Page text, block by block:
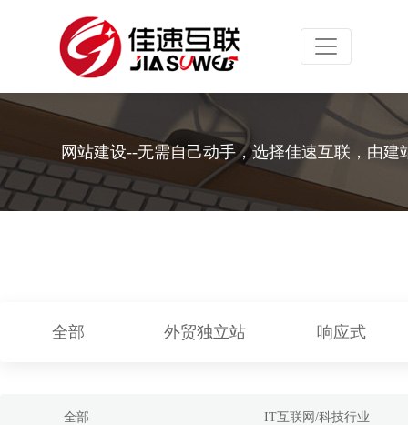
Toggle
网站建设--无需自己动手，选择佳速互联，由建
全部 外贸独立站 响应式
全部 IT互联网/科技行业